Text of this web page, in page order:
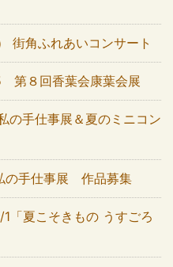
街角ふれあいコンサート
第８回香葉会康葉会展
の手仕事展＆夏のミニコン
の手仕事展 作品募集
「夏こそきもの うすごろ